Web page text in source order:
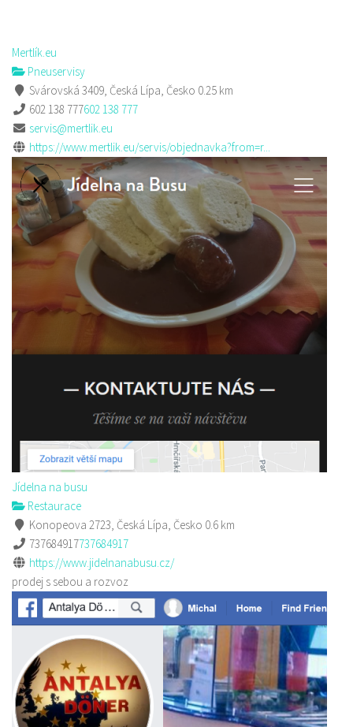
Mertlík.eu
Pneuservisy
Svárovská 3409, Česká Lípa, Česko 0.25 km
602 138 777602 138 777
servis@mertlik.eu
https://www.mertlik.eu/servis/objednavka?from=r...
Jídelna na busu
Restaurace
Konopeova 2723, Česká Lípa, Česko 0.6 km
737684917737684917
https://www.jidelnanabusu.cz/
prodej s sebou a rozvoz